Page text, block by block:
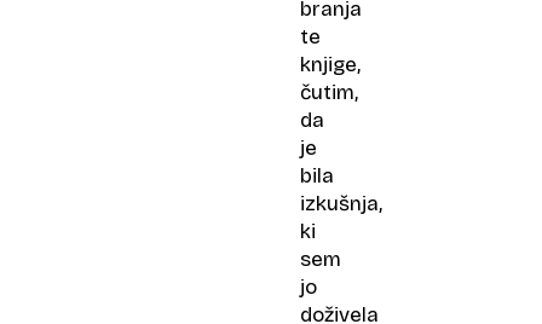
branja
te
knjige,
čutim,
da
je
bila
izkušnja,
ki
sem
jo
doživela